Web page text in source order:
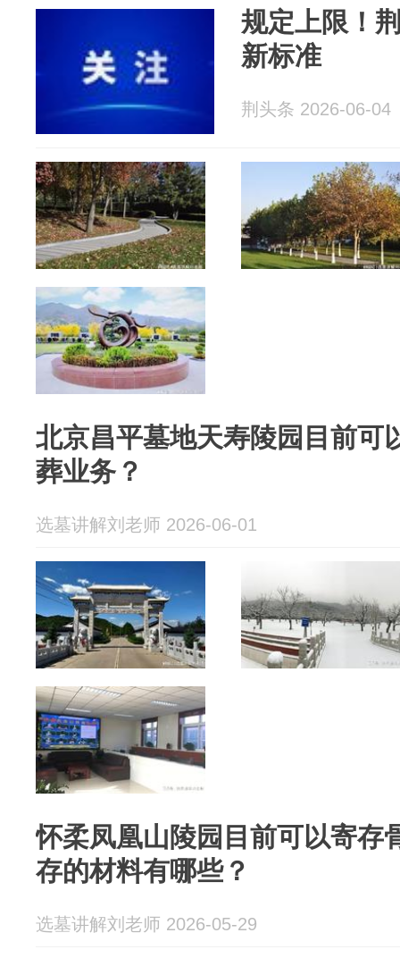
规定上限！
新标准
荆头条 2026-06-04
北京昌平墓地天寿陵园目前可
葬业务？
选墓讲解刘老师 2026-06-01
怀柔凤凰山陵园目前可以寄存
存的材料有哪些？
选墓讲解刘老师 2026-05-29